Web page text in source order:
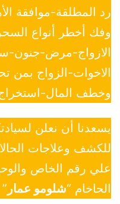
رد المطلقة-موافقة
وفك أخطر أنواع
الازواج-مرض-جنون-
الاخوات-الزواج بمن
وخطف المال-استخراج
يسعدنا أن نعلن
للكشف وعلاجات
علي رقم الخاص
الحاخام “شلومو عمار ”